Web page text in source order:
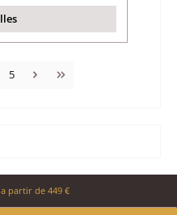
Página
5
partir de 449 €